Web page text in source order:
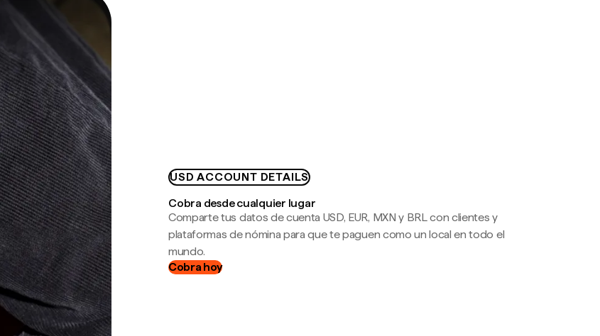
USD ACCOUNT DETAILS
Cobra desde cualquier lugar
Comparte tus datos de cuenta USD, EUR, MXN y BRL con clientes y
plataformas de nómina para que te paguen como un local en todo el
mundo.
Cobra hoy